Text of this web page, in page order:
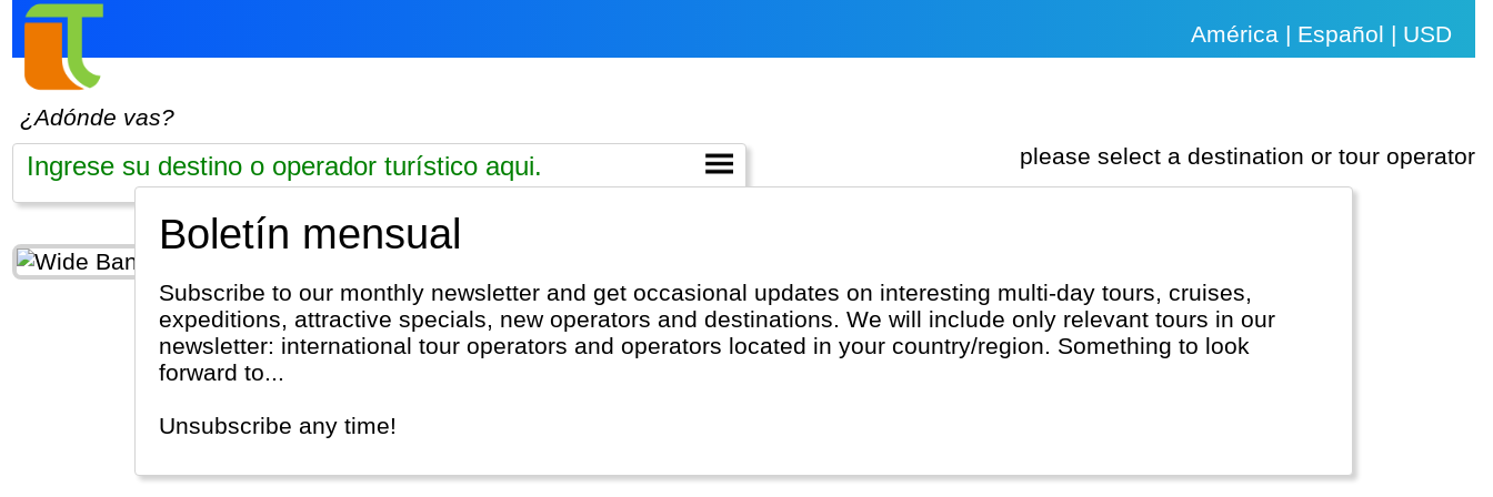
América | Español | USD
¿Adónde vas?
please select a destination or tour operator
Boletín mensual
Subscribe to our monthly newsletter and get occasional updates on interesting multi-day tours, cruises,
expeditions, attractive specials, new operators and destinations. We will include only relevant tours in our
newsletter: international tour operators and operators located in your country/region. Something to look
forward to...
Unsubscribe any time!